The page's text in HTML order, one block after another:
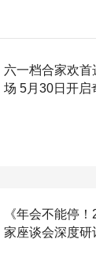
六一档合家欢
场 5月30日开启
《年会不能停
家座谈会深度研